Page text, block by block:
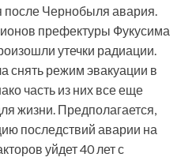
Чернобыля авария.
префектуры Фукусима
утечки радиации.
снять режим эвакуации в
часть из них все еще
жизни. Предполагается,
последствий аварии на
уйдет 40 лет с